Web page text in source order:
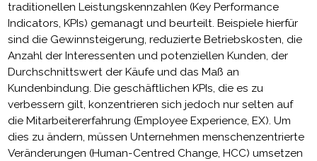
traditionellen Leistungskennzahlen (Key Performance
Indicators, KPIs) gemanagt und beurteilt. Beispiele hierfür
sind die Gewinnsteigerung, reduzierte Betriebskosten, die
Anzahl der Interessenten und potenziellen Kunden, der
Durchschnittswert der Käufe und das Maß an
Kundenbindung. Die geschäftlichen KPIs, die es zu
verbessern gilt, konzentrieren sich jedoch nur selten auf
die Mitarbeitererfahrung (Employee Experience, EX). Um
dies zu ändern, müssen Unternehmen menschenzentrierte
Veränderungen (Human-Centred Change, HCC) umsetzen